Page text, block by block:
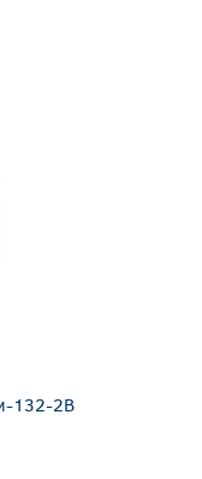
132-2В